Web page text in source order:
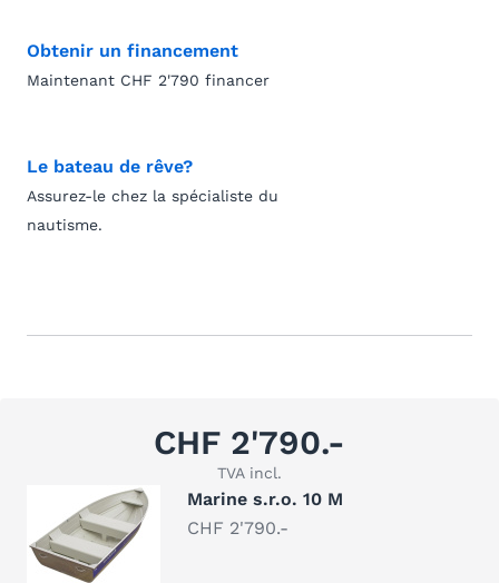
Obtenir un financement
Maintenant CHF 2'790 financer
Le bateau de rêve?
Assurez-le chez la spécialiste du
nautisme.
CHF 2'790.-
TVA incl.
Marine s.r.o. 10 M
CHF 2'790.-